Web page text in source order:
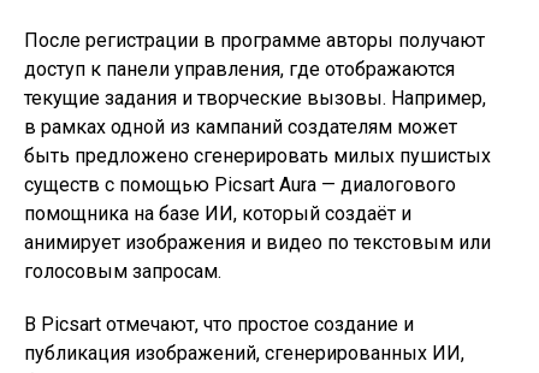
После регистрации в программе авторы получают
доступ к панели управления, где отображаются
текущие задания и творческие вызовы. Например,
в рамках одной из кампаний создателям может
быть предложено сгенерировать милых пушистых
существ с помощью Picsart Aura — диалогового
помощника на базе ИИ, который создаёт и
анимирует изображения и видео по текстовым или
голосовым запросам.
В Picsart отмечают, что простое создание и
публикация изображений, сгенерированных ИИ,